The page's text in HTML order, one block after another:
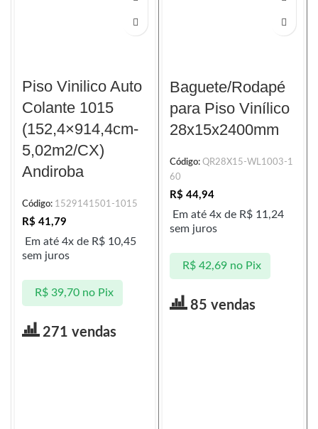
Piso Vinilico Auto
Colante 1015
(152,4×914,4cm-
5,02m2/CX)
Andiroba
Código: 1529141501-1015
R$ 41,79
Em até 4x de R$ 10,45
sem juros
R$39,70 no Pix
271 vendas
Baguete/Rodapé
para Piso Vinílico
28x15x2400mm
Código: QR28X15-WL1003-1
60
R$ 44,94
Em até 4x de R$ 11,24
sem juros
R$42,69 no Pix
85 vendas